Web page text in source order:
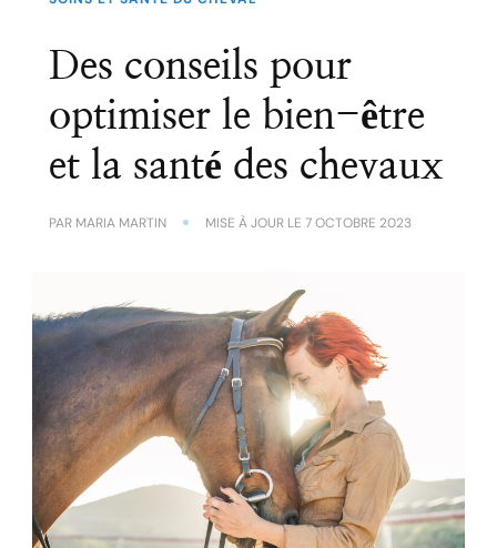
Des conseils pour
optimiser le bien-être
et la santé des chevaux
PAR MARIA MARTIN MISE À JOUR LE 7 OCTOBRE 2023